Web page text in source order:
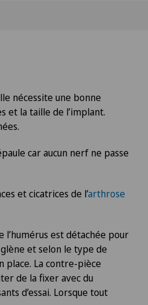
nécessite une bonne
et la taille de l’implant.
car aucun nerf ne passe
et cicatrices de l’arthrose
l’humérus est détachée pour
et selon le type de
place. La contre-pièce
de la fixer avec du
d’essai. Lorsque tout